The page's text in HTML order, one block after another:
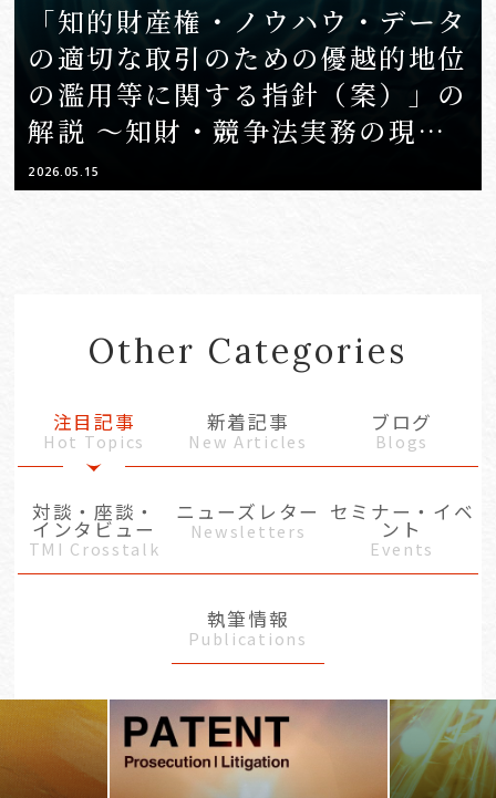
「知的財産権・ノウハウ・データ
の適切な取引のための優越的地位
の濫用等に関する指針（案）」の
解説 ～知財・競争法実務の現場
から読み解く～
2026.05.15
Other Categories
注目記事
Hot Topics
新着記事
New Articles
ブログ
Blogs
対談・座談・
インタビュー
TMI Crosstalk
ニューズレター
Newsletters
セミナー・イベ
ント
Events
執筆情報
Publications